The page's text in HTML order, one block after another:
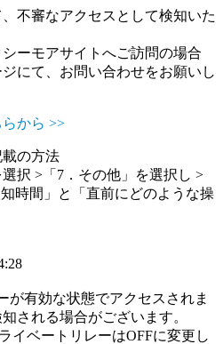
不審なアクセスとして検知いた
ーモアサイトへご訪問の場合
にて、お問い合わせをお願いし
から >>
の方法
択 >「7．その他」を選択し >
時間」と「直前にどのような操
が有効な状態でアクセスされま
される場合がございます。
イベートリレーはOFFに変更し